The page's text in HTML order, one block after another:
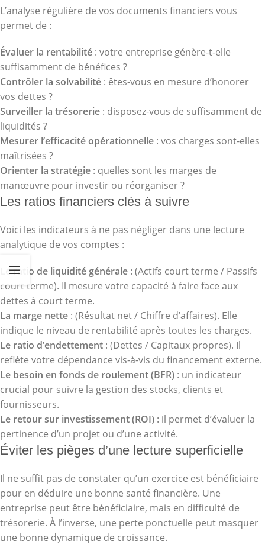
L’analyse régulière de vos documents financiers vous
permet de :
Évaluer la rentabilité : votre entreprise génère-t-elle
suffisamment de bénéfices ?
Contrôler la solvabilité : êtes-vous en mesure d’honorer
vos dettes ?
Surveiller la trésorerie : disposez-vous de suffisamment de
liquidités ?
Mesurer l’efficacité opérationnelle : vos charges sont-elles
maîtrisées ?
Orienter la stratégie : quelles sont les marges de
manœuvre pour investir ou réorganiser ?
Les ratios financiers clés à suivre
Voici les indicateurs à ne pas négliger dans une lecture
analytique de vos comptes :
Le ratio de liquidité générale : (Actifs court terme / Passifs
court terme). Il mesure votre capacité à faire face aux
dettes à court terme.
La marge nette : (Résultat net / Chiffre d’affaires). Elle
indique le niveau de rentabilité après toutes les charges.
Le ratio d’endettement : (Dettes / Capitaux propres). Il
reflète votre dépendance vis-à-vis du financement externe.
Le besoin en fonds de roulement (BFR) : un indicateur
crucial pour suivre la gestion des stocks, clients et
fournisseurs.
Le retour sur investissement (ROI) : il permet d’évaluer la
pertinence d’un projet ou d’une activité.
Éviter les pièges d’une lecture superficielle
Il ne suffit pas de constater qu’un exercice est bénéficiaire
pour en déduire une bonne santé financière. Une
entreprise peut être bénéficiaire, mais en difficulté de
trésorerie. À l’inverse, une perte ponctuelle peut masquer
une bonne dynamique de croissance.